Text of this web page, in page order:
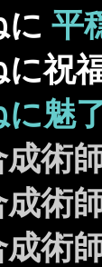
に 平
に祝
に魅
術
術
術